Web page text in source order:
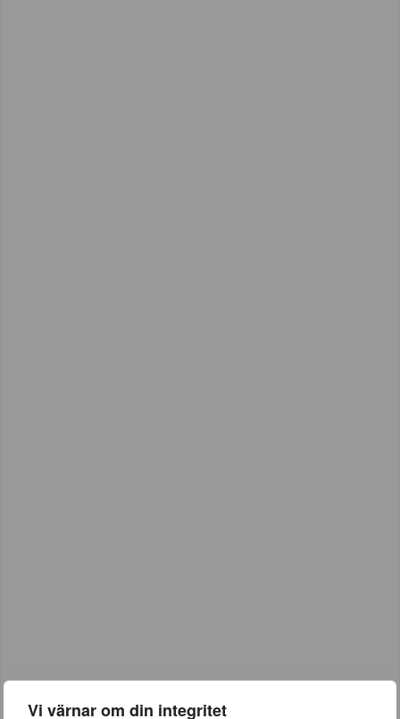
Vi värnar om din integritet